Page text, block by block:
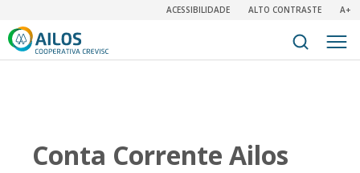
ACESSIBILIDADE ALTO CONTRASTE A+
Conta Corrente Ailos